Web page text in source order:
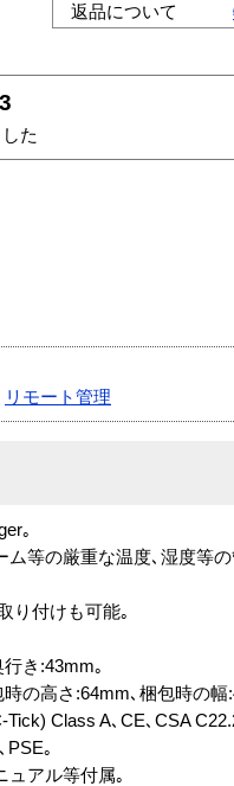
返品について
た
リモート管理
｡
ム等の厳重な温度､湿度等
り付けも可能｡
き:43mm｡
の高さ:64mm､梱包時の
Class A､CE､CSA
PSE｡
ュアル等付属｡